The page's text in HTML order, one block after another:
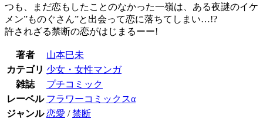
つも、まだ恋もしたことのなかった一嶺は、ある夜謎のイケ
メン”ものぐさん”と出会って恋に落ちてしまい…!?
許されざる禁断の恋がはじまるーー!
著者
山本巳未
カテゴリ 少女・女性マンガ
雑誌
プチコミック
レーベル フラワーコミックスα
ジャンル 恋愛 /禁断